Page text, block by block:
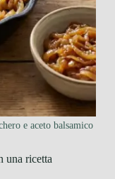
e aceto balsamico
una ricetta